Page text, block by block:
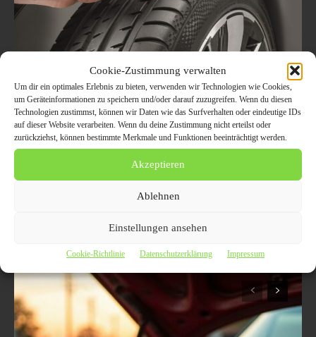
Cookie-Zustimmung verwalten
Um dir ein optimales Erlebnis zu bieten, verwenden wir Technologien wie Cookies,
um Geräteinformationen zu speichern und/oder darauf zuzugreifen. Wenn du diesen
Technologien zustimmst, können wir Daten wie das Surfverhalten oder eindeutige IDs
auf dieser Website verarbeiten. Wenn du deine Zustimmung nicht erteilst oder
zurückziehst, können bestimmte Merkmale und Funktionen beeinträchtigt werden.
Akzeptieren
Ablehnen
Einstellungen ansehen
Cookie-Richtlinie Datenschutzerklärung Impressum
Die einzige Verbindung zur Straße:
Reifen auf keinen Fall vernachlässigen
DEKRA Aktion Reifencheck im April
an sechs Niederlassungen in
Deutschland
10. Mai 2021